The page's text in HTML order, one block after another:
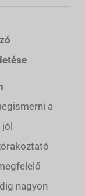
a
nagyon